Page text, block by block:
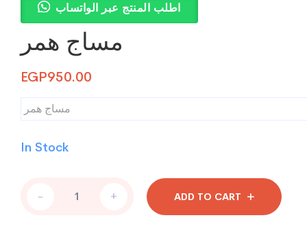
اطلب المنتج عبر الواتساب
مساج همر
EGP950.00
مساج همر
In Stock
- + ADD TO CART